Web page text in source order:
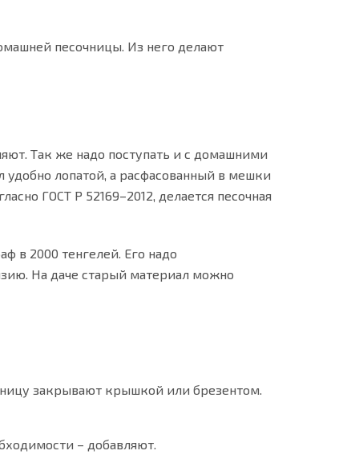
песочницы. Из него делают
Так же надо поступать и с домашними
лопатой, а расфасованный в мешки
ГОСТ Р 52169–2012, делается песочная
в 2000 тенгелей. Его надо
На даче старый материал можно
закрывают крышкой или брезентом.
– добавляют.